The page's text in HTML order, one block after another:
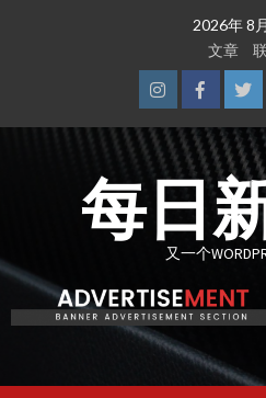
2026年 8
文章
Instagram
每日
又一个